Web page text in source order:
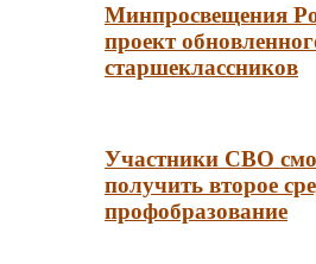
Минпросвещения
проект
старшеклассников
Участники СВО
получить второе
профобразование